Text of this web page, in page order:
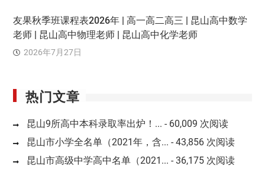
友果秋季班课程表2026年 | 高一高二高三 | 昆山高中数学
老师 | 昆山高中物理老师 | 昆山高中化学老师
2026年7月27日
热门文章
昆山9所高中本科录取率出炉！... - 60,009 次阅读
昆山市小学全名单（2021年，含... - 43,856 次阅读
昆山市高级中学高中名单（2021... - 36,175 次阅读